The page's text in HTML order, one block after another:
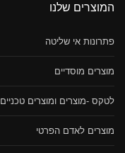
המוצרים שלנו
פתרונות אי שליטה
מוצרים מוסדיים
לטקס -מוצרים ומוצרים טכניים
מוצרים לאדם הפרטי